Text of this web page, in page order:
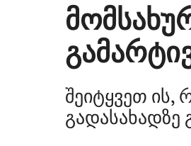
შეიტყვეთ ის,
გადასახადზე